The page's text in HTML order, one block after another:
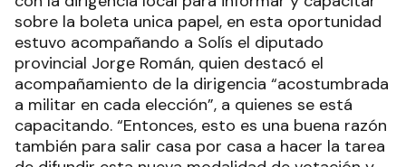
sobre la boleta unica papel, en esta oportunidad
estuvo acompañando a Solís el diputado
provincial Jorge Román, quien destacó el
acompañamiento de la dirigencia “acostumbrada
a militar en cada elección”, a quienes se está
capacitando. “Entonces, esto es una buena razón
también para salir casa por casa a hacer la tarea